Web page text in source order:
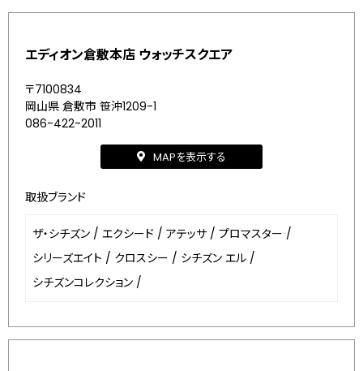
エディオン倉敷本店 ウォッチスクエア
〒7100834
岡山県 倉敷市 笹沖1209-1
086-422-2011
MAPを表示する
取扱ブランド
ザ・シチズン / エクシード / アテッサ / プロマスター /
シリーズエイト / クロスシー / シチズン エル /
シチズンコレクション /